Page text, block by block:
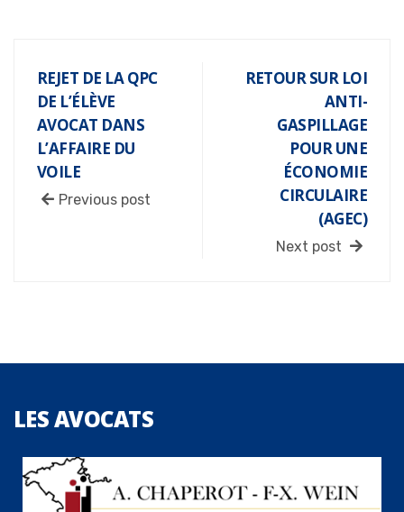
REJET DE LA QPC
DE L’ÉLÈVE
AVOCAT DANS
L’AFFAIRE DU
VOILE
Previous post
RETOUR SUR LOI
ANTI-
GASPILLAGE
POUR UNE
ÉCONOMIE
CIRCULAIRE
(AGEC)
Next post
LESAVOCATS